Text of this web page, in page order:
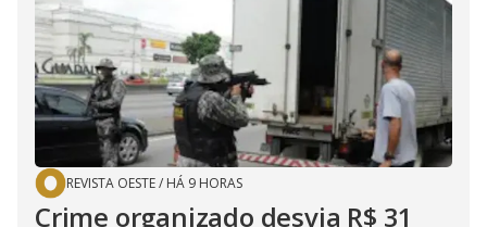
REVISTA OESTE/ HÁ 9 HORAS
Crime organizado desvia R$ 31